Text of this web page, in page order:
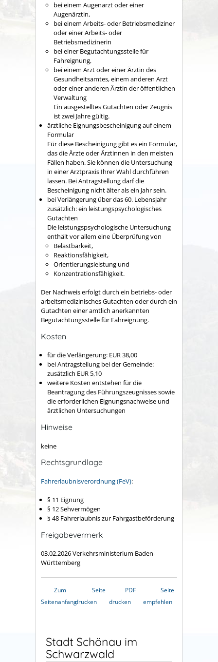
bei einem Augenarzt oder einer
Augenärztin,
bei einem Arbeits- oder Betriebsmediziner
oder einer Arbeits- oder
Betriebsmedizinerin
bei einer Begutachtungsstelle für
Fahreignung,
bei einem Arzt oder einer Ärztin des
Gesundheitsamtes, einem anderen Arzt
oder einer anderen Ärztin der öffentlichen
Verwaltung
Ein ausgestelltes Gutachten oder Zeugnis
ist zwei Jahre gültig.
ärztliche Eignungsbescheinigung auf einem
Formular
Für diese Bescheinigung gibt es ein Formular,
das die Ärzte oder Ärztinnen in den meisten
Fällen haben. Sie können die Untersuchung
in einer Arztpraxis Ihrer Wahl durchführen
lassen. Bei Antragstellung darf die
Bescheinigung nicht älter als ein Jahr sein.
bei Verlängerung über das 60. Lebensjahr
zusätzlich: ein leistungspsychologisches
Gutachten
Die leistungspsychologische Untersuchung
enthält vor allem eine Überprüfung von
Belastbarkeit,
Reaktionsfähigkeit,
Orientierungsleistung und
Konzentrationsfähigkeit.
Der Nachweis erfolgt durch ein betriebs- oder
arbeitsmedizinisches Gutachten oder durch ein
Gutachten einer amtlich anerkannten
Begutachtungsstelle für Fahreignung.
Kosten
für die Verlängerung: EUR 38,00
bei Antragstellung bei der Gemeinde:
zusätzlich EUR 5,10
weitere Kosten entstehen für die
Beantragung des Führungszeugnisses sowie
die erforderlichen Eignungsnachweise und
ärztlichen Untersuchungen
Hinweise
keine
Rechtsgrundlage
Fahrerlaubnisverordnung (FeV):
§ 11 Eignung
§ 12 Sehvermögen
§ 48 Fahrerlaubnis zur Fahrgastbeförderung
Freigabevermerk
03.02.2026 Verkehrsministerium Baden-
Württemberg
Zum
Seitenanfang
Seite
drucken
PDF
drucken
Seite
empfehlen
Stadt Schönau im
Schwarzwald